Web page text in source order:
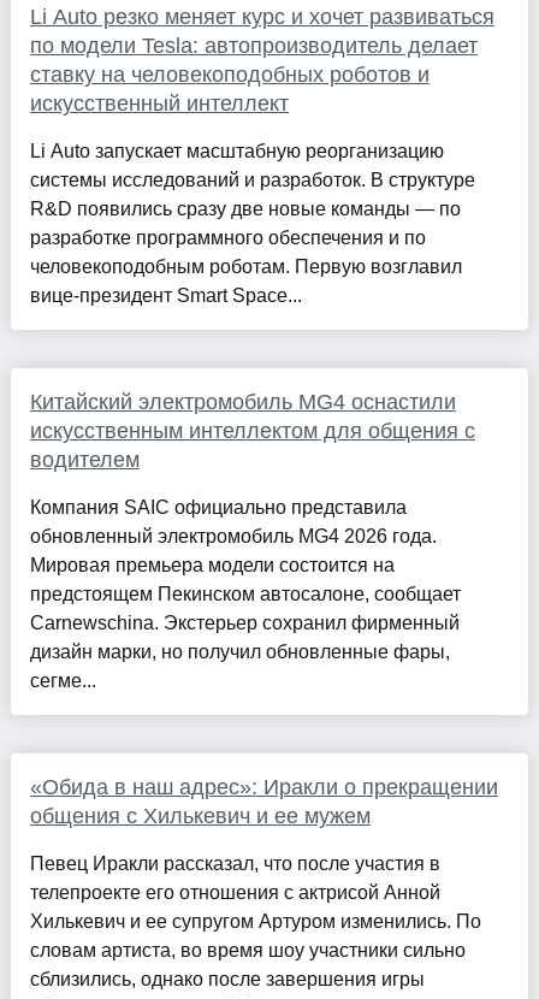
Li Auto резко меняет курс и хочет развиваться
по модели Tesla: автопроизводитель делает
ставку на человекоподобных роботов и
искусственный интеллект
Li Auto запускает масштабную реорганизацию
системы исследований и разработок. В структуре
R&D появились сразу две новые команды — по
разработке программного обеспечения и по
человекоподобным роботам. Первую возглавил
вице-президент Smart Space...
Китайский электромобиль MG4 оснастили
искусственным интеллектом для общения с
водителем
Компания SAIC официально представила
обновленный электромобиль MG4 2026 года.
Мировая премьера модели состоится на
предстоящем Пекинском автосалоне, сообщает
Carnewschina. Экстерьер сохранил фирменный
дизайн марки, но получил обновленные фары,
сегме...
«Обида в наш адрес»: Иракли о прекращении
общения с Хилькевич и ее мужем
Певец Иракли рассказал, что после участия в
телепроекте его отношения с актрисой Анной
Хилькевич и ее супругом Артуром изменились. По
словам артиста, во время шоу участники сильно
сблизились, однако после завершения игры